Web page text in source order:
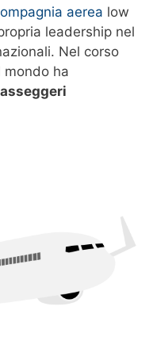
aerea low
leadership nel
Nel corso
mondo ha